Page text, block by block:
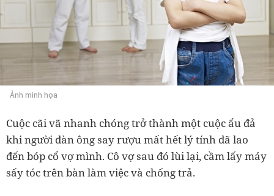
Ảnh minh họa
Cuộc cãi vã nhanh chóng trở thành một cuộc ẩu đả
khi người đàn ông say rượu mất hết lý tính đã lao
đến bóp cổ vợ mình. Cô vợ sau đó lùi lại, cầm lấy máy
sấy tóc trên bàn làm việc và chống trả.